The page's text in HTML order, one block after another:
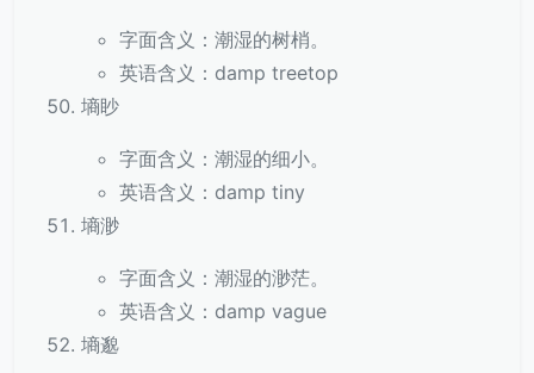
字面含义：潮湿的树梢。
英语含义：damp treetop
墒眇
字面含义：潮湿的细小。
英语含义：damp tiny
墒渺
字面含义：潮湿的渺茫。
英语含义：damp vague
墒邈